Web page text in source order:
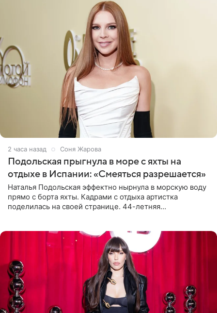
2 часа назад Соня Жарова
Подольская прыгнула в море с яхты на
отдыхе в Испании: «Смеяться разрешается»
Наталья Подольская эффектно нырнула в морскую воду
прямо с борта яхты. Кадрами с отдыха артистка
поделилась на своей странице. 44-летняя